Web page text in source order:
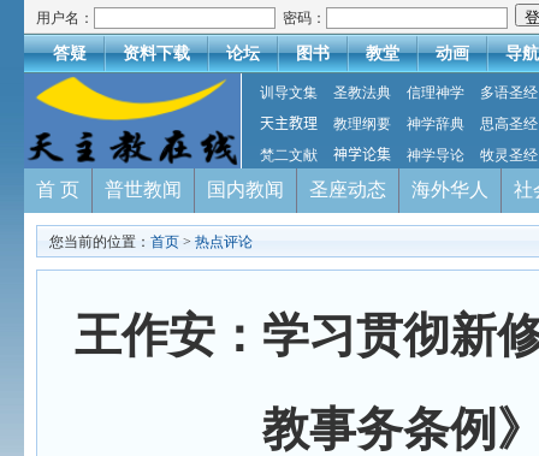
用户名： 密码：
答疑 资料下载 论坛 图书 教堂 动画 导航
训导文集 圣教法典 信理神学
多语圣经
天主教理
教理纲要 神学辞典
思高圣经
梵二文献
神学论集 神学导论 牧灵圣经
首 页 普世教闻 国内教闻 圣座动态 海外华人 社
您当前的位置： 首页 > 热点评论
王作安：学习贯彻新
教事务条例